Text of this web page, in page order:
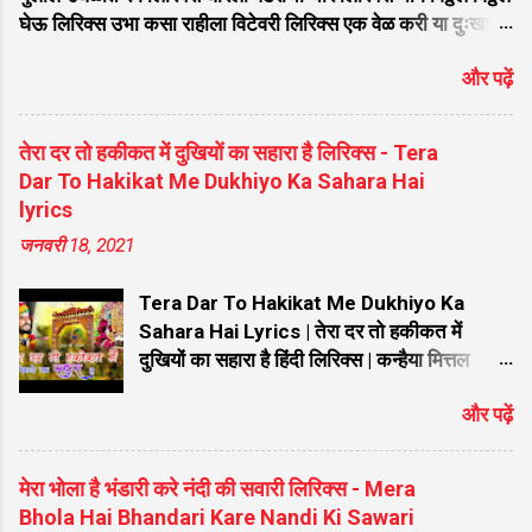
घेऊ लिरिक्स उभा कसा राहीला विटेवरी लिरिक्स एक वेळ करी या दुःखा
मज जडली रे व्याधी लिरिक्स विठ्ठलाच्या पायी वीट झाली भाग्यवंत लिरिक्स
मनी नाही भाव म्हणे देवा मला पाव लिरिक्स विठ्ठल विठ्ठल लिरिक्स
चंद्रभागेच्यातीरी उभा मंदिरी तो पहा विटेवरी लिरिक्स माझे माहेर पंढरी
मराठी लिरिक्स एकतारी संगे एक रूप झालो लिरिक्स विठुमाऊली तू माऊली
जगाची लिरिक्स मागतो मी पांडुरंगा फक्त एक दान लिरिक्स नाही रे नाही
कुणाचे कोणी लिरिक्स मी तुझ्यासाठी जिवण जाळीले रे बाळा तुन नाही पानी
पाजिले लिरिक्स आता तरी देवा मला पावशील का लिरिक लिरिक्स सुंदर ते
लिरिक्स वि...
और पढ़ें
तेरा दर तो हकीकत में दुखियों का सहारा है लिरिक्स - Tera
Dar To Hakikat Me Dukhiyo Ka Sahara Hai
lyrics
जनवरी 18, 2021
Tera Dar To Hakikat Me Dukhiyo Ka
Sahara Hai Lyrics | तेरा दर तो हकीकत में
दुखियों का सहारा है हिंदी लिरिक्स | कन्हैया मित्तल
Dukhiyo Ka Sahara Hai Lyrics | तेरा दर तो
हकीकत में दुखियों का सहारा है हिंदी लिरिक्स | कन्हैया
मित्तल New Bhajan तेरा दर तो हकीकत में दुखियों
का सहारा है Lyrics: खाटू श्याम जी को समर्पित यह
और पढ़ें
मेरा भोला है भंडारी करे नंदी की सवारी लिरिक्स - Mera
Bhola Hai Bhandari Kare Nandi Ki Sawari